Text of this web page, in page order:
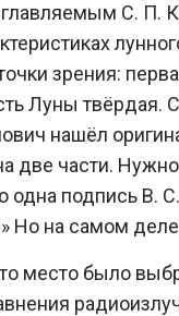
С. П.
зрения:
Луны
нашёл
две части.
одна подпись В.
Но на самом
место было